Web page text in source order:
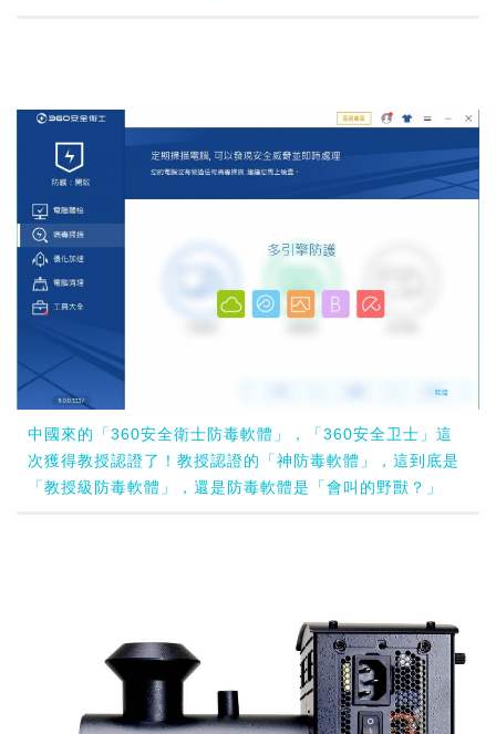
中國來的「360安全衛士防毒軟體」，「360安全卫士」這
次獲得教授認證了！教授認證的「神防毒軟體」，這到底是
「教授級防毒軟體」，還是防毒軟體是「會叫的野獸？」